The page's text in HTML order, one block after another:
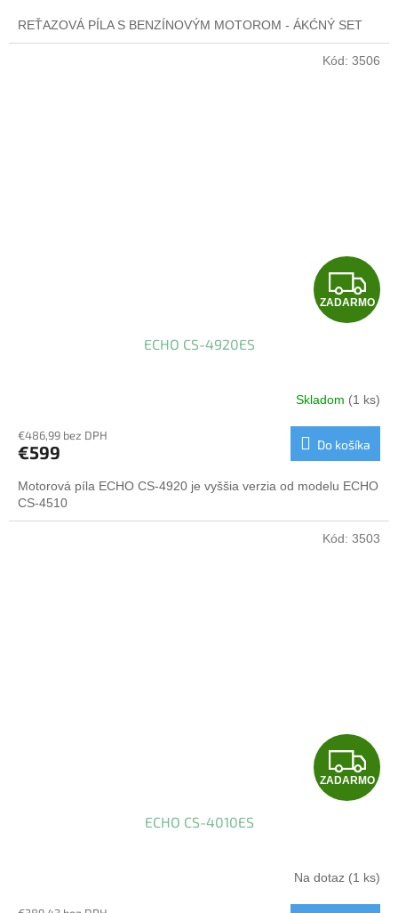
M
O
REŤAZOVÁ PÍLA S BENZÍNOVÝM MOTOROM - ÁKĆNÝ SET
Z
A
A
R
M
ZADARMO
ECHO CS-4920ES
Skladom (1 ks)
€486,99 bez DPH
€599 Do košíka
Motorová píla ECHO CS-4920 je vyššia verzia od modelu ECHO
CS-4510
Kód: 3506
Z
A
A
ZADARMO
ECHO CS-4010ES
Na dotaz (1 ks)
Kód: 3503